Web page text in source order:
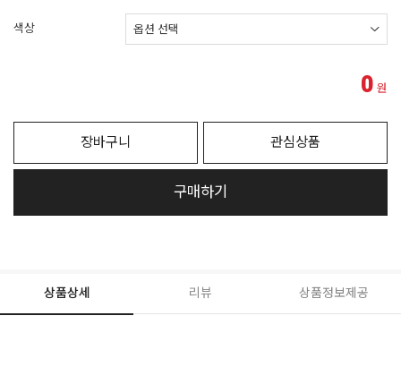
색상
0 원
장바구니 관심상품
구매하기
상품상세 리뷰 상품정보제공